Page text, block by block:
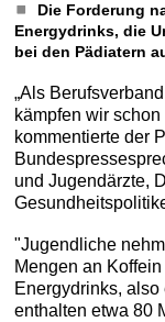
Die Forderung
Energydrinks, die
bei den Pädiatern
„Als
kämpfen wir
kommentierte der
und Jugendärzte,
"Jugendliche
Mengen an
Energydrinks,
enthalten etwa 80